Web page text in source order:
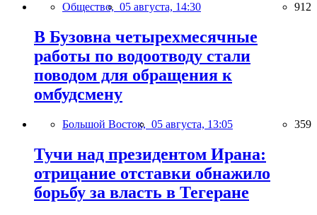
Общество, 05 августа, 14:30 912
В Бузовна четырехмесячные
работы по водоотводу стали
поводом для обращения к
омбудсмену
Большой Восток, 05 августа, 13:05 359
Тучи над президентом Ирана:
отрицание отставки обнажило
борьбу за власть в Тегеране